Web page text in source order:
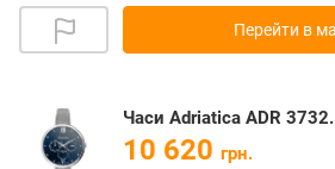
Перейти в
Часи Adriatica ADR
10 620 грн.